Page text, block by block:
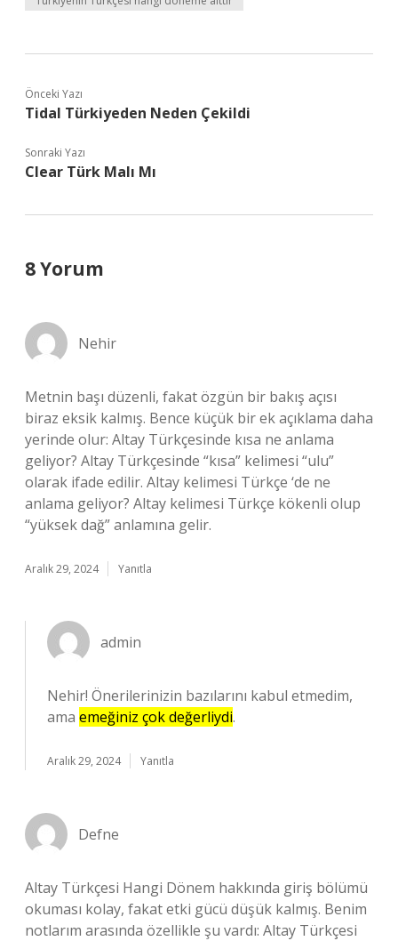
Önceki Yazı
Tidal Türkiyeden Neden Çekildi
Sonraki Yazı
Clear Türk Malı Mı
8 Yorum
Nehir
Metnin başı düzenli, fakat özgün bir bakış açısı
biraz eksik kalmış. Bence küçük bir ek açıklama daha
yerinde olur: Altay Türkçesinde kısa ne anlama
geliyor? Altay Türkçesinde “kısa” kelimesi “ulu”
olarak ifade edilir. Altay kelimesi Türkçe ‘de ne
anlama geliyor? Altay kelimesi Türkçe kökenli olup
“yüksek dağ” anlamına gelir.
Aralık 29, 2024 Yanıtla
admin
Nehir! Önerilerinizin bazılarını kabul etmedim,
ama emeğiniz çok değerliydi.
Aralık 29, 2024 Yanıtla
Defne
Altay Türkçesi Hangi Dönem hakkında giriş bölümü
okuması kolay, fakat etki gücü düşük kalmış. Benim
notlarım arasında özellikle şu vardı: Altay Türkçesi